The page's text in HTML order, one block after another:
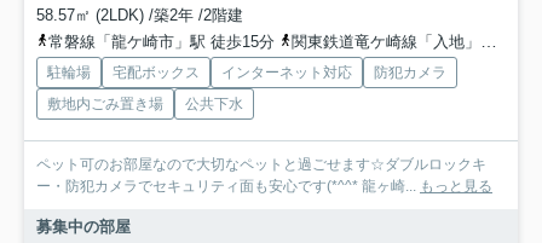
58.57㎡ (2LDK) /築2年 /2階建
常磐線「龍ケ崎市」駅 徒歩15分
関東鉄道竜ケ崎線「入地」駅 徒歩22分
駐輪場 宅配ボックス インターネット対応
防犯カメラ
敷地内ごみ置き場
公共下水
ペット可のお部屋なので大切なペットと過ごせます☆ダブルロックキ
ー・防犯カメラでセキュリティ面も安心です(*^^* 龍ヶ崎... もっと見る
募集中の部屋